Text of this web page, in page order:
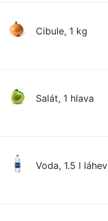
Cibule, 1 kg
Salát, 1 hlava
Voda, 1.5 l láhev